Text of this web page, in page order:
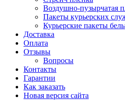
Воздушно-пузырчатая
Пакеты курьерских
Курьерские пакеты
Доставка
Оплата
Отзывы
Вопросы
Контакты
Гарантии
Как заказать
Новая версия сайта